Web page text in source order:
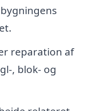
reparation af
, blok- og